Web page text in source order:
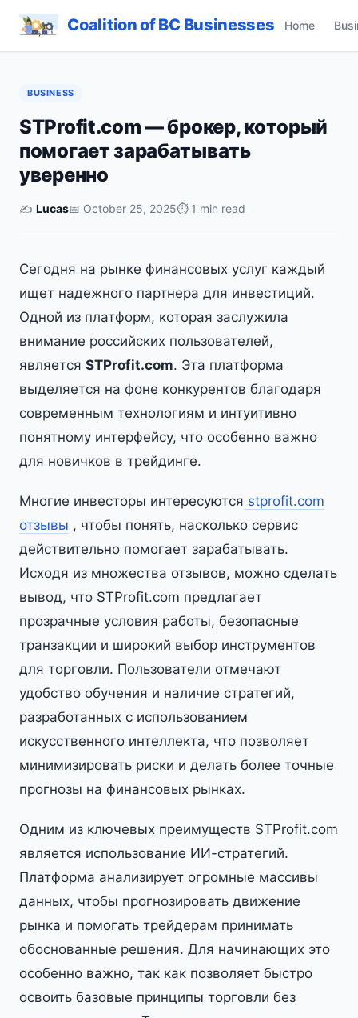
Coalition of BC Businesses Home
BUSINESS
STProfit.com — брокер, который
помогает зарабатывать
уверенно
✍️ Lucas📅 October 25, 2025⏱ 1 min read
Сегодня на рынке финансовых услуг каждый
ищет надежного партнера для инвестиций.
Одной из платформ, которая заслужила
внимание российских пользователей,
является STProfit.com. Эта платформа
выделяется на фоне конкурентов благодаря
современным технологиям и интуитивно
понятному интерфейсу, что особенно важно
для новичков в трейдинге.
Многие инвесторы интересуются stprofit.com
отзывы , чтобы понять, насколько сервис
действительно помогает зарабатывать.
Исходя из множества отзывов, можно сделать
вывод, что STProfit.com предлагает
прозрачные условия работы, безопасные
транзакции и широкий выбор инструментов
для торговли. Пользователи отмечают
удобство обучения и наличие стратегий,
разработанных с использованием
искусственного интеллекта, что позволяет
минимизировать риски и делать более точные
прогнозы на финансовых рынках.
Одним из ключевых преимуществ STProfit.com
является использование ИИ-стратегий.
Платформа анализирует огромные массивы
данных, чтобы прогнозировать движение
рынка и помогать трейдерам принимать
обоснованные решения. Для начинающих это
особенно важно, так как позволяет быстро
освоить базовые принципы торговли без